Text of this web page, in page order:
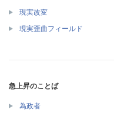
現実改変
現実歪曲フィールド
急上昇のことば
為政者